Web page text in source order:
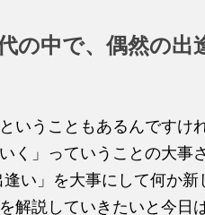
の中で、偶然の出
いうこともあるんですけ
く」っていうことの大事
逢い」を大事にして何か
解説していきたいと今日